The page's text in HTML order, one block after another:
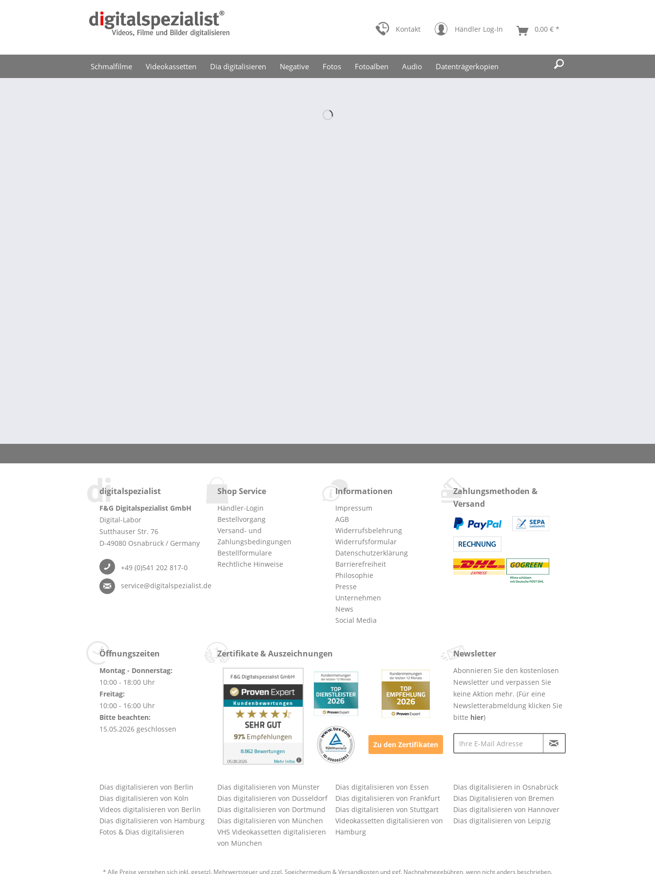
Kontakt Händler Log-In 0,00 € *
Schmalfilme Videokassetten Dia digitalisieren Negative Fotos Fotoalben Audio Datenträgerkopien
digitalspezialist
F&G Digitalspezialist GmbH
Digital-Labor
Sutthauser Str. 76
D-49080 Osnabrück / Germany
+49 (0)541 202 817-0
service@digitalspezialist.de
Shop Service
Händler-Login
Bestellvorgang
Versand- und
Zahlungsbedingungen
Bestellformulare
Rechtliche Hinweise
Informationen
Impressum
AGB
Widerrufsbelehrung
Widerrufsformular
Datenschutzerklärung
Barrierefreiheit
Philosophie
Presse
Unternehmen
News
Social Media
Zahlungsmethoden &
Versand
Öffnungszeiten
Montag - Donnerstag:
10:00 - 18:00 Uhr
Freitag:
10:00 - 16:00 Uhr
Bitte beachten:
15.05.2026 geschlossen
Zertifikate & Auszeichnungen
Zu den Zertifikaten
Newsletter
Abonnieren Sie den kostenlosen
Newsletter und verpassen Sie
keine Aktion mehr. (Für eine
Newsletterabmeldung klicken Sie
bitte hier)
Dias digitalisieren von Berlin
Dias digitalisieren von Köln
Videos digitalisieren von Berlin
Dias digitalisieren von Hamburg
Fotos & Dias digitalisieren
Dias digitalisieren von Münster
Dias digitalisieren von Düsseldorf
Dias digitalisieren von Dortmund
Dias digitalisieren von München
VHS Videokassetten digitalisieren
von München
Dias digitalisieren von Essen
Dias digitalisieren von Frankfurt
Dias digitalisieren von Stuttgart
Videokassetten digitalisieren von
Hamburg
Dias digitalisieren in Osnabrück
Dias Digitalisieren von Bremen
Dias digitalisieren von Hannover
Dias digitalisieren von Leipzig
* Alle Preise verstehen sich inkl. gesetzl. Mehrwertsteuer und zzgl. Speichermedium &Versandkosten und ggf. Nachnahmegebühren, wenn nicht anders beschrieben.